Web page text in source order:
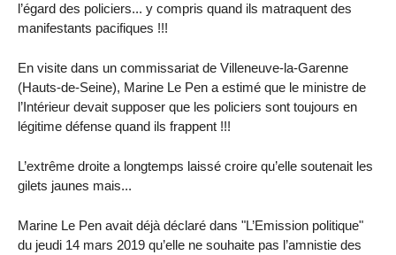
l’égard des policiers... y compris quand ils matraquent des
manifestants pacifiques !!!
En visite dans un commissariat de Villeneuve-la-Garenne
(Hauts-de-Seine), Marine Le Pen a estimé que le ministre de
l’Intérieur devait supposer que les policiers sont toujours en
légitime défense quand ils frappent !!!
L’extrême droite a longtemps laissé croire qu’elle soutenait les
gilets jaunes mais...
Marine Le Pen avait déjà déclaré dans "L’Emission politique"
du jeudi 14 mars 2019 qu’elle ne souhaite pas l’amnistie des